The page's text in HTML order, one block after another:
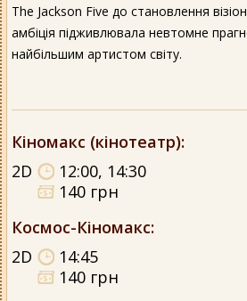
The Jackson Five до становлення
амбіція підживлювала невтомне
найбільшим артистом світу.
Кіномакс (кінотеатр):
2D
12:00, 14:30
140 грн
Космос-Кіномакс:
2D
14:45
140 грн